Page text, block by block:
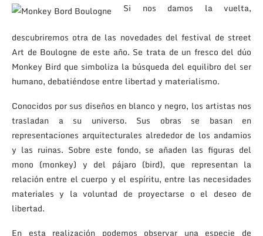
Si nos damos la vuelta,
descubriremos otra de las novedades del festival de street
Art de Boulogne de este año. Se trata de un fresco del dúo
Monkey Bird que simboliza la búsqueda del equilibro del ser
humano, debatiéndose entre libertad y materialismo.
Conocidos por sus diseños en blanco y negro, los artistas nos
trasladan a su universo. Sus obras se basan en
representaciones arquitecturales alrededor de los andamios
y las ruinas. Sobre este fondo, se añaden las figuras del
mono (monkey) y del pájaro (bird), que representan la
relación entre el cuerpo y el espíritu, entre las necesidades
materiales y la voluntad de proyectarse o el deseo de
libertad.
En esta realización podemos observar una especie de